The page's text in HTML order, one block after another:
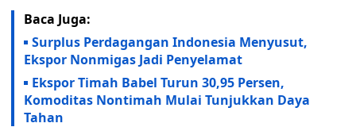
Baca Juga:
Surplus Perdagangan Indonesia Menyusut,
Ekspor Nonmigas Jadi Penyelamat
Ekspor Timah Babel Turun 30,95 Persen,
Komoditas Nontimah Mulai Tunjukkan Daya
Tahan